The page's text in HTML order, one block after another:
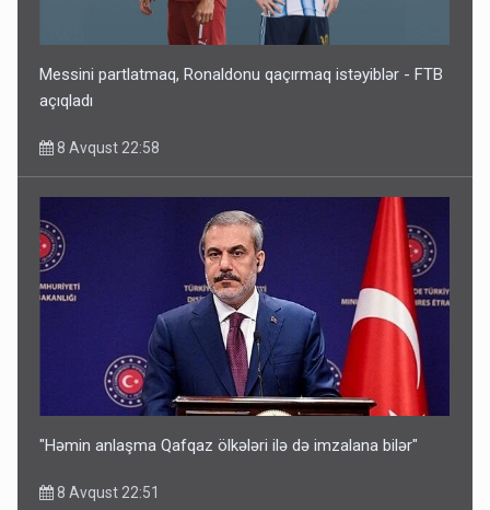
Messini partlatmaq, Ronaldonu qaçırmaq istəyiblər - FTB
açıqladı
8 Avqust 22:58
"Həmin anlaşma Qafqaz ölkələri ilə də imzalana bilər"
8 Avqust 22:51